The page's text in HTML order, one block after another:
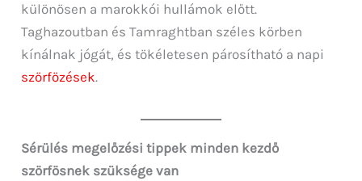
különösen a marokkói hullámok előtt.
Taghazoutban és Tamraghtban széles körben
kínálnak jógát, és tökéletesen párosítható a napi
szörfözések.
Sérülés megelőzési tippek minden kezdő
szörfösnek szüksége van